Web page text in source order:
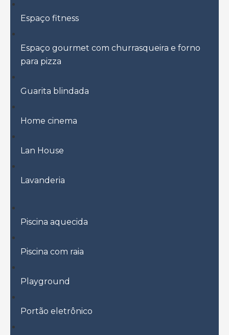
Espaço fitness
Espaço gourmet com churrasqueira e forno
para pizza
Guarita blindada
Home cinema
Lan House
Lavanderia
Piscina aquecida
Piscina com raia
Playground
Portão eletrônico